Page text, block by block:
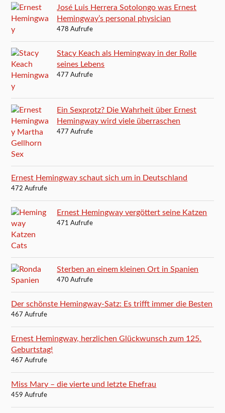
José Luis Herrera Sotolongo was Ernest
Hemingway’s personal physician
478 Aufrufe
Stacy Keach als Hemingway in der Rolle
seines Lebens
477 Aufrufe
Ein Sexprotz? Die Wahrheit über Ernest
Hemingway wird viele überraschen
477 Aufrufe
Ernest Hemingway schaut sich um in Deutschland
472 Aufrufe
Ernest Hemingway vergöttert seine Katzen
471 Aufrufe
Sterben an einem kleinen Ort in Spanien
470 Aufrufe
Der schönste Hemingway-Satz: Es trifft immer die Besten
467 Aufrufe
Ernest Hemingway, herzlichen Glückwunsch zum 125.
Geburtstag!
467 Aufrufe
Miss Mary – die vierte und letzte Ehefrau
459 Aufrufe